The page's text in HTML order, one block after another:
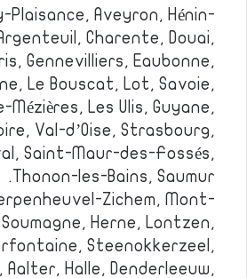
Plaisance, Aveyron, Hénin-
Charente, Douai,
Gennevilliers, Eaubonne,
Le Bouscat, Lot, Savoie,
Mézières, Les Ulis, Guyane,
Val-d’Oise, Strasbourg,
Saint-Maur-des-Fossés,
Thonon-les-Bains, Saumur.
Zichem, Mont-
Herne, Lontzen,
Steenokkerzeel,
Aalter, Halle, Denderleeuw,